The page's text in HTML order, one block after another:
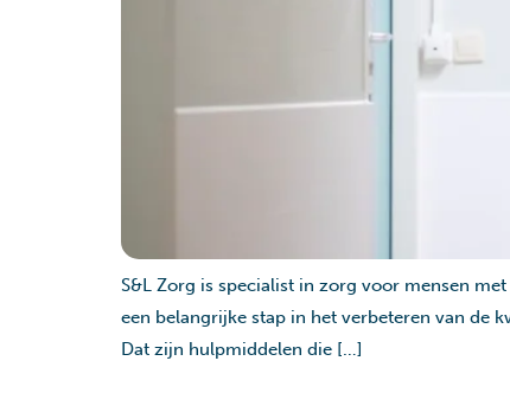
S&L Zorg is specialist in zorg voor mensen
een belangrijke stap in het verbeteren van de
Dat zijn hulpmiddelen die […]